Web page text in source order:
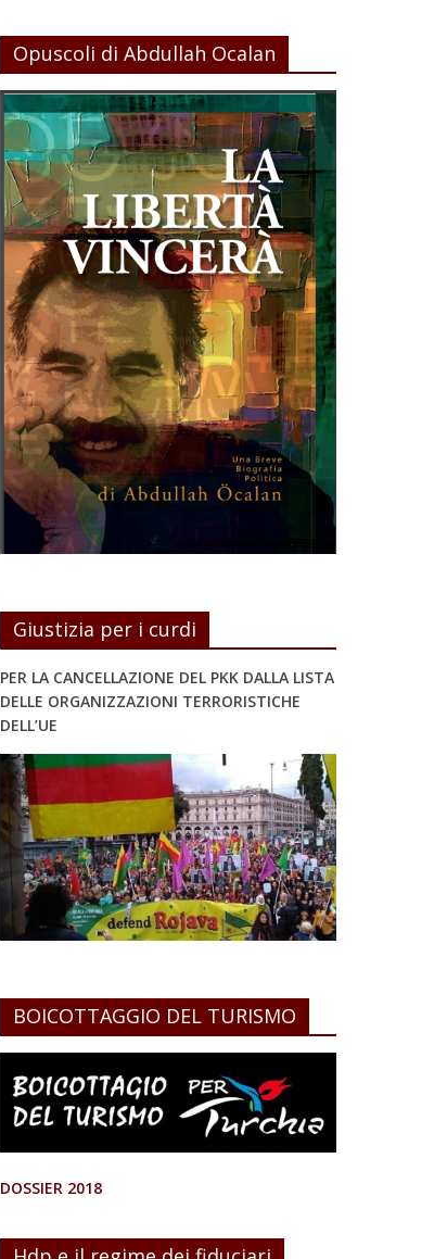
Opuscoli di Abdullah Ocalan
Giustizia per i curdi
PER LA CANCELLAZIONE DEL PKK DALLA LISTA
DELLE ORGANIZZAZIONI TERRORISTICHE
DELL’UE
BOICOTTAGGIO DEL TURISMO
DOSSIER 2018